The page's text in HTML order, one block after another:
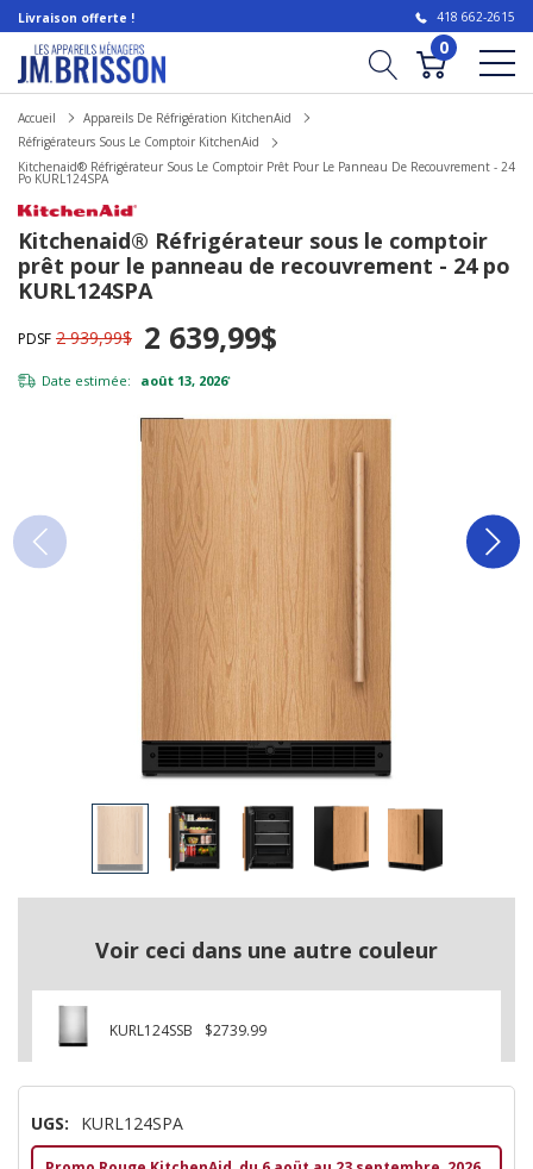
Livraison offerte ! 418 662-2615
0
Accueil
Appareils De Réfrigération KitchenAid
Réfrigérateurs Sous Le Comptoir KitchenAid
Kitchenaid® Réfrigérateur Sous Le Comptoir Prêt Pour Le Panneau De Recouvrement - 24
Po KURL124SPA
Kitchenaid® Réfrigérateur sous le comptoir
prêt pour le panneau de recouvrement - 24 po
KURL124SPA
PDSF 2 939,99$ 2 639,99$
Date estimée: août 13, 2026*
Voir ceci dans une autre couleur
KURL124SSB $2739.99
UGS: KURL124SPA